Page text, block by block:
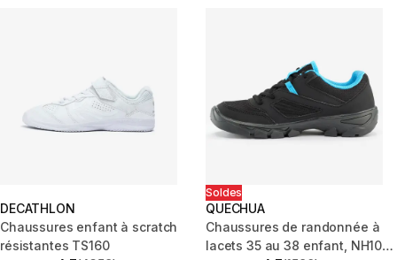
DECATHLON
Chaussures enfant à scratch
résistantes TS160
Soldes
QUECHUA
Chaussures de randonnée à
lacets 35 au 38 enfant, NH100